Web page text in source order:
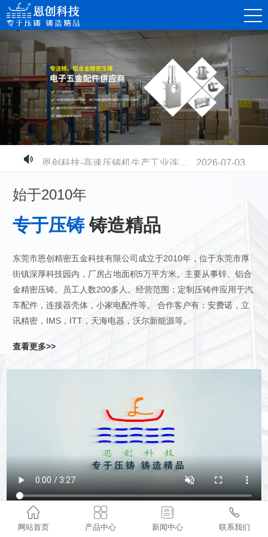
恩创科技-精密锌合金压铸件，赋能消费电子连接器高质量发展
2026-08-07
恩创科技-不同压铸铝合金材质有什么区别？快速选型指南
2026-07-30
恩创科技-铝合金压铸开模成本高不高？量产性价比到底值不值？
2026-07-23
恩创科技-电摩电池壳全面升级：铝合金压铸取代塑胶，安全散热双升级
2026-07-17
2026-07-11
2026-07-03
始于2010年
专于压铸铸造精品
东莞市恩创精密五金科技有限公司成立于2010年，位于东莞市厚
街镇深厚科技园内，厂房占地面积5万平方米。主要从事锌、铝合
金精密压铸。员工人数200多人。经营范围：定制压铸件应用于汽
车配件，连接器壳体，小家电配件等。 合作客户有：安费诺，立
讯精密，IMS，ITT，天海电器，沃尔新能源等。
查看更多>>

网站首页

产品中心

新闻中心

联系我们